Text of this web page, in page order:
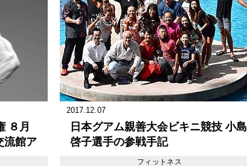
８月
流館ア
2017.12.07
日本グアム親善大会ビキニ競技 小島
啓子選手の参戦手記
フィットネス